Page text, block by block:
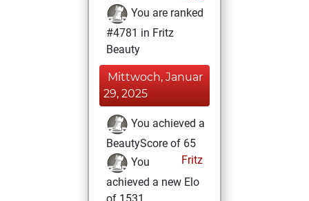
You are ranked
#4781 in Fritz
Beauty
Mittwoch, Januar
29, 2025
You achieved a
BeautyScore of 65
Fritz
You
achieved a new Elo